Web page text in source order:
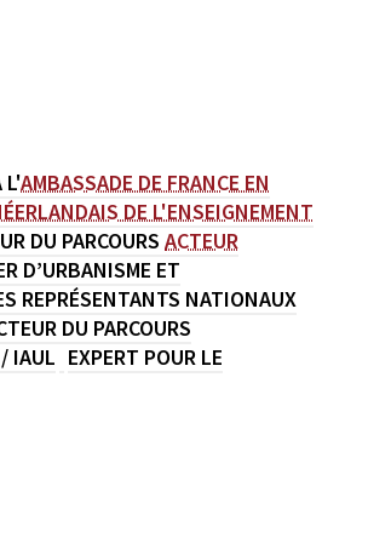
L'AMBASSADE DE FRANCE EN
DE L'ENSEIGNEMENT
DU PARCOURS ACTEUR
D’URBANISME ET
REPRÉSENTANTS NATIONAUX
DU PARCOURS
IAUL EXPERT POUR LE